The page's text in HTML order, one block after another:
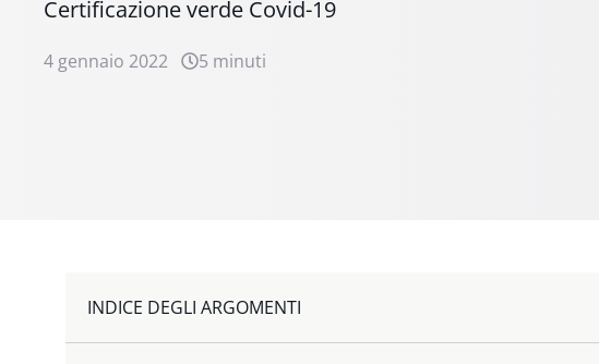
Certificazione verde Covid-19
4 gennaio 2022 5 minuti
INDICE DEGLI ARGOMENTI